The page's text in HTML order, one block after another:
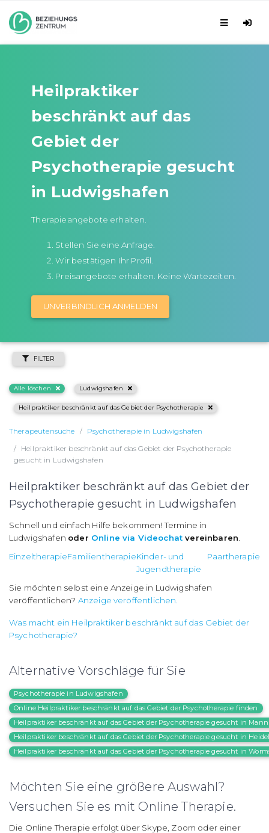
Heilpraktiker
beschränkt auf das
Gebiet der
Psychotherapie gesucht
in Ludwigshafen
Therapieangebote erhalten.
Stellen Sie eine Anfrage.
Wir bestätigen Ihr Profil.
Preisangebote erhalten. Keine Wartezeiten.
UNVERBINDLICH ANMELDEN
FILTER
Alle löschen Ludwigshafen
Heilpraktiker beschränkt auf das Gebiet der Psychotherapie
Therapeutensuche
Psychotherapie in Ludwigshafen
Heilpraktiker beschränkt auf das Gebiet der Psychotherapie
gesucht in Ludwigshafen
Heilpraktiker beschränkt auf das Gebiet der
Psychotherapie gesucht in Ludwigshafen
Schnell und einfach Hilfe bekommen! Termine in
Ludwigshafen oder Online via Videochat vereinbaren
EinzeltherapieFamilientherapieKinder- und
Jugendtherapie
Paartherapie
Sie möchten selbst eine Anzeige in Ludwigshafen
veröffentlichen? Anzeige veröffentlichen.
Was macht ein Heilpraktiker beschränkt auf das Gebiet der
Psychotherapie?
Alternative Vorschläge für Sie
Psychotherapie in Ludwigshafen
Online Heilpraktiker beschränkt auf das Gebiet der Psychotherapie finden
Heilpraktiker beschränkt auf das Gebiet der Psychotherapie gesucht in
Heilpraktiker beschränkt auf das Gebiet der Psychotherapie gesucht in
Heilpraktiker beschränkt auf das Gebiet der Psychotherapie gesucht in
Möchten Sie eine größere Auswahl?
Versuchen Sie es mit Online Therapie.
Die Online Therapie erfolgt über Skype, Zoom oder einer